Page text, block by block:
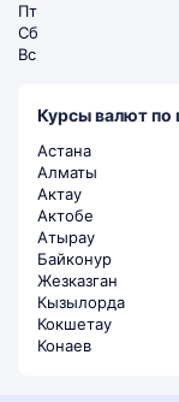
Пт
Сб
Вс
Курсы валют по
Астана
Алматы
Актау
Актобе
Атырау
Байконур
Жезказган
Кызылорда
Кокшетау
Конаев